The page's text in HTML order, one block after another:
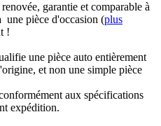
garantie et comparable à
une pièce d'occasion (plus
!
une pièce auto entièrement
et non une simple pièce
aux spécifications
expédition.